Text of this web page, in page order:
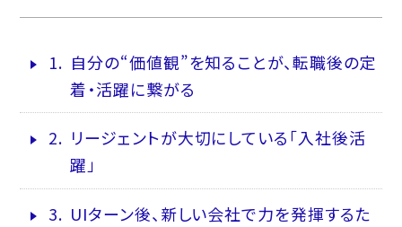
1. 自分の“価値観”を知ることが、転職後の定
着・活躍に繋がる
2. リージェントが大切にしている「入社後活
躍」
3. UIターン後、新しい会社で力を発揮するた